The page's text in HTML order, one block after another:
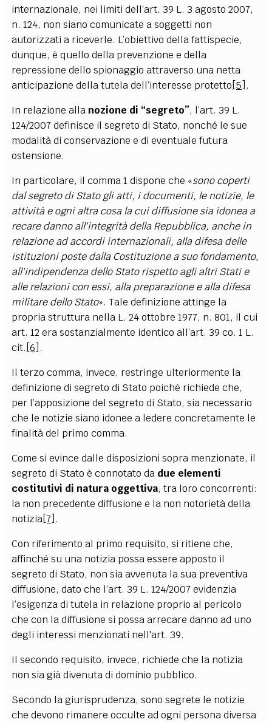
internazionale, nei limiti dell’art. 39 L. 3 agosto 2007,
n. 124, non siano comunicate a soggetti non
autorizzati a riceverle. L’obiettivo della fattispecie,
dunque, è quello della prevenzione e della
repressione dello spionaggio attraverso una netta
anticipazione della tutela dell’interesse protetto[5] .
In relazione alla nozione di “segreto”, l’art. 39 L.
124/2007 definisce il segreto di Stato, nonché le sue
modalità di conservazione e di eventuale futura
ostensione.
In particolare, il comma 1 dispone che «sono coperti
dal segreto di Stato gli atti, i documenti, le notizie, le
attività e ogni altra cosa la cui diffusione sia idonea a
recare danno all'integrità della Repubblica, anche in
relazione ad accordi internazionali, alla difesa delle
istituzioni poste dalla Costituzione a suo fondamento,
all'indipendenza dello Stato rispetto agli altri Stati e
alle relazioni con essi, alla preparazione e alla difesa
militare dello Stato». Tale definizione attinge la
propria struttura nella L. 24 ottobre 1977, n. 801, il cui
art. 12 era sostanzialmente identico all’art. 39 co. 1 L.
cit. [6] .
Il terzo comma, invece, restringe ulteriormente la
definizione di segreto di Stato poiché richiede che,
per l’apposizione del segreto di Stato, sia necessario
che le notizie siano idonee a ledere concretamente le
finalità del primo comma.
Come si evince dalle disposizioni sopra menzionate, il
segreto di Stato è connotato da due elementi
costitutivi di natura oggettiva, tra loro concorrenti:
la non precedente diffusione e la non notorietà della
notizia[7] .
Con riferimento al primo requisito, si ritiene che,
affinché su una notizia possa essere apposto il
segreto di Stato, non sia avvenuta la sua preventiva
diffusione, dato che l’art. 39 L. 124/2007 evidenzia
l’esigenza di tutela in relazione proprio al pericolo
che con la diffusione si possa arrecare danno ad uno
degli interessi menzionati nell'art. 39.
Il secondo requisito, invece, richiede che la notizia
non sia già divenuta di dominio pubblico.
Secondo la giurisprudenza, sono segrete le notizie
che devono rimanere occulte ad ogni persona diversa